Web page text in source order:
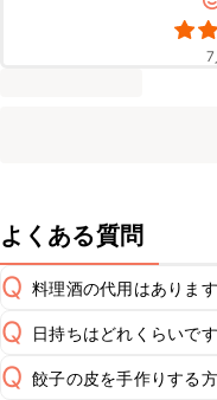
7
よくある質問
Q 料理酒の代用はありま
A
Q 日持ちはどれくらいで
保存期間は冷蔵で当日
Q 餃子の皮を手作りする